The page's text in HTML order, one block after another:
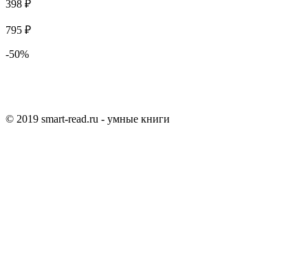
398 ₽
795 ₽
-50%
© 2019 smart-read.ru - умные книги